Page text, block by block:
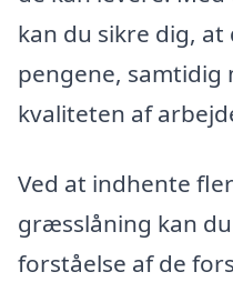
kan du sikre dig,
pengene,
kvaliteten af
Ved at indhente
græsslåning kan
forståelse af de